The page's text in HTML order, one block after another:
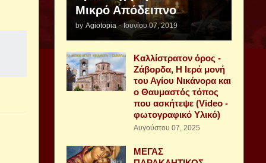
Μικρό Απόδειπνο
by Agiotopia - Ιουνίου 07, 2019
Καλλίστρατον όρος -
Ζάβορδα, Η Ιερά μονή
του Αγίου Νικάνορα και
ο Θαυμαστός τόπος
που ασκήτεψε (Video -
φωτογραφικό Υλικό)
Αυγούστου 07, 2025
ΜΕΓΑΣ